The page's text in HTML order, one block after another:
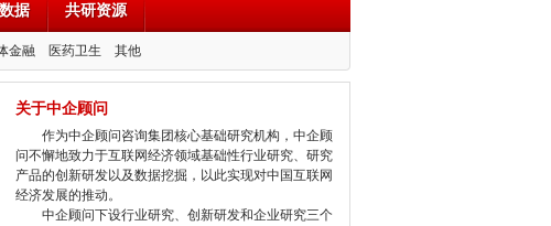
据 共研资源
金融 医药卫生 其他
关于中企顾问
作为中企顾问咨询集团核心基础研究机构，中企顾
问不懈地致力于互联网经济领域基础性行业研究、研究
产品的创新研发以及数据挖掘，以此实现对中国互联网
经济发展的推动。
中企顾问下设行业研究、创新研发和企业研究三个